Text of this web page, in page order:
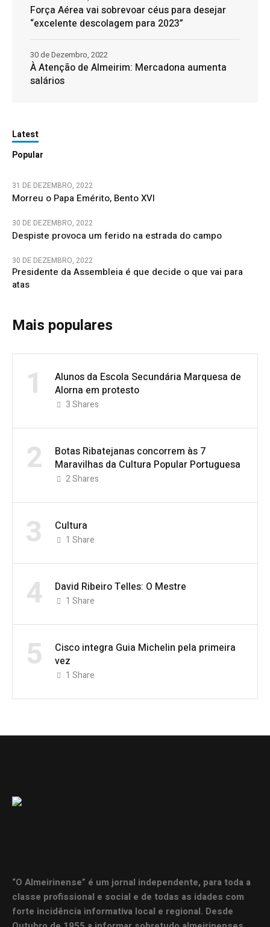
Força Aérea vai sobrevoar céus para desejar
“excelente descolagem para 2023”
À Atenção de Almeirim: Mercadona aumenta
salários
30 de Dezembro, 2022
Latest
Popular
31 DE DEZEMBRO, 2022
Morreu o Papa Emérito, Bento XVI
30 DE DEZEMBRO, 2022
Despiste provoca um ferido na estrada do campo
30 DE DEZEMBRO, 2022
Presidente da Assembleia é que decide o que vai para
atas
Mais populares
1
Alunos da Escola Secundária Marquesa de
Alorna em protesto
3Shares
2
Botas Ribatejanas concorrem às 7
Maravilhas da Cultura Popular Portuguesa
2Shares
3 Cultura
1 Share
4 David Ribeiro Telles: O Mestre
1 Share
5
Cisco integra Guia Michelin pela primeira
vez
1 Share
“O Almeirinense” é um jornal independente, para toda a
classe profissional e social e de todas as idades com
forte incidência informativa local e regional. Desde